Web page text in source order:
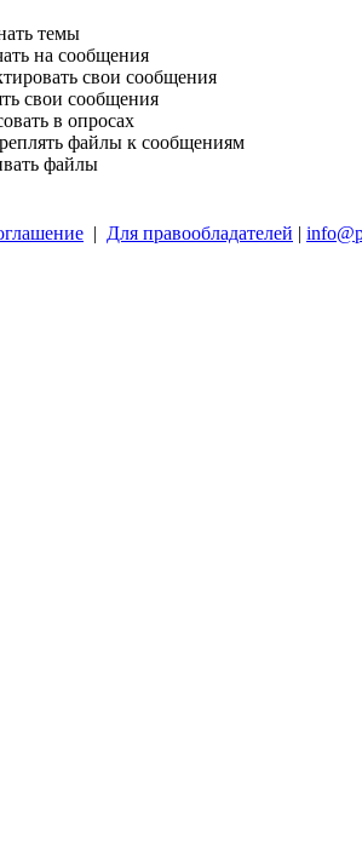
темы
на сообщения
свои сообщения
свои сообщения
в опросах
файлы к сообщениям
файлы
| Для правообладателей |